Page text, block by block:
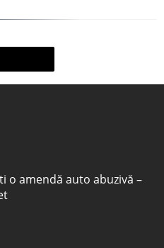
o amendă auto abuzivă –